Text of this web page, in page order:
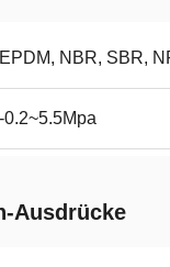
EPDM, NBR, SBR,
-0.2~5.5Mpa
Ausdrücke